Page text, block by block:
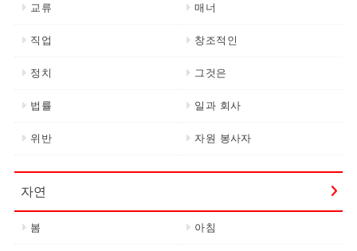
교류 매너
직업 창조적인
정치 그것은
법률 일과 회사
위반 자원 봉사자
자연
봄 아침